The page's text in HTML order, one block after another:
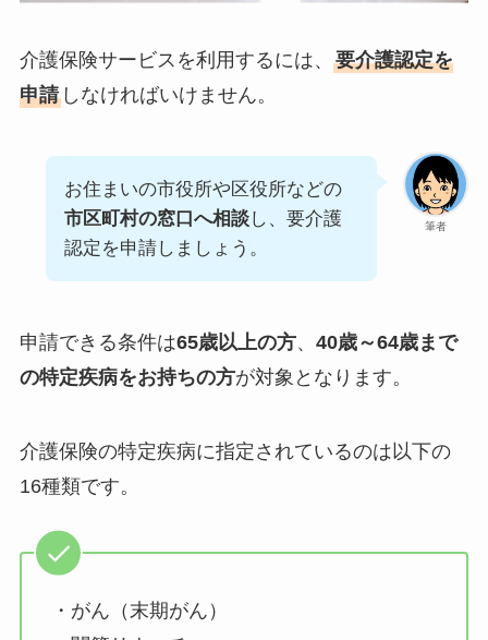
介護保険サービスを利用するには、 要介護認定を
申請しなければいけません。
筆者
お住まいの市役所や区役所などの
市区町村の窓口へ相談し、要介護
認定を申請しましょう。
申請できる条件は65歳以上の方、 40歳～64歳まで
の特定疾病をお持ちの方が対象となります。
介護保険の特定疾病に指定されているのは以下の
16種類です。
・がん（末期がん）